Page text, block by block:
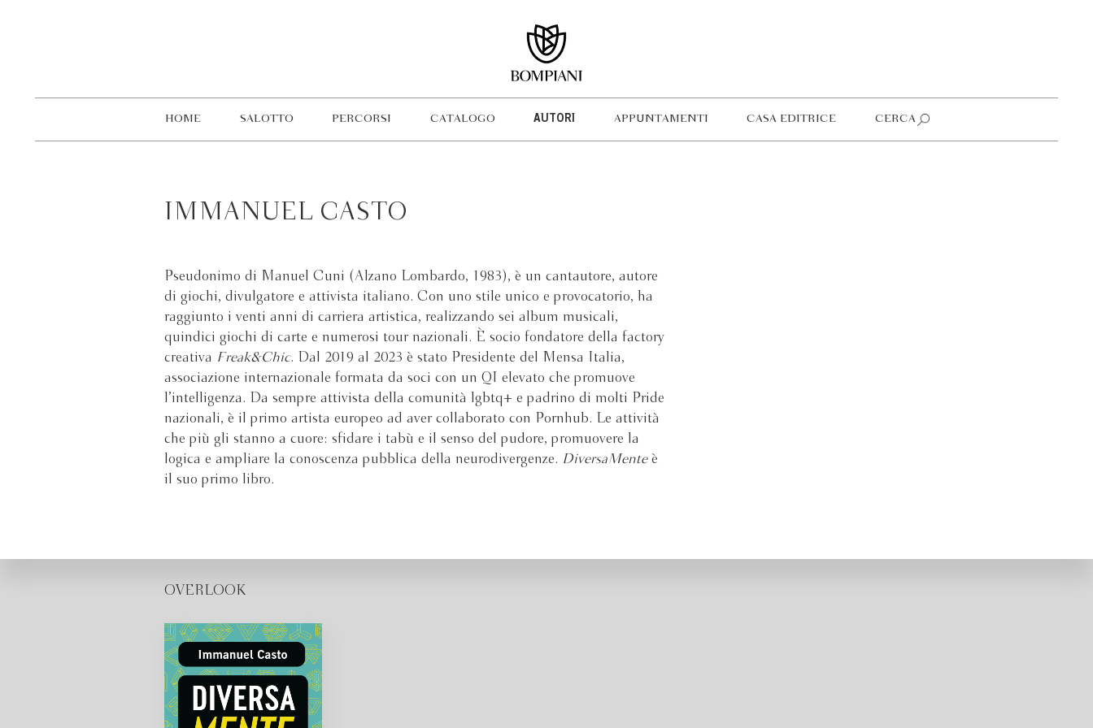
HOME SALOTTO PERCORSI CATALOGO AUTORI APPUNTAMENTI CASA EDITRICE CERCA
IMMANUEL CASTO
Pseudonimo di Manuel Cuni (Alzano Lombardo, 1983), è un cantautore, autore
di giochi, divulgatore e attivista italiano. Con uno stile unico e provocatorio, ha
raggiunto i venti anni di carriera artistica, realizzando sei album musicali,
quindici giochi di carte e numerosi tour nazionali. È socio fondatore della factory
creativa Freak&Chic. Dal 2019 al 2023 è stato Presidente del Mensa Italia,
associazione internazionale formata da soci con un QI elevato che promuove
l’intelligenza. Da sempre attivista della comunità lgbtq+ e padrino di molti Pride
nazionali, è il primo artista europeo ad aver collaborato con Pornhub. Le attività
che più gli stanno a cuore: sfidare i tabù e il senso del pudore, promuovere la
logica e ampliare la conoscenza pubblica della neurodivergenze. DiversaMenteè
il suo primo libro.
OVERLOOK